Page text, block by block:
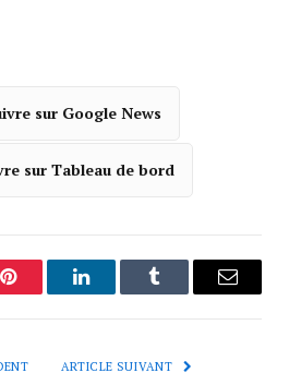
sur Google News
sur Tableau de bord
Pinterest LinkedInTumblr
ARTICLE SUIVANT